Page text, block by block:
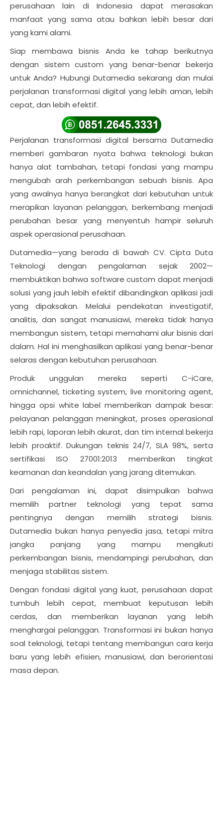
perusahaan lain di Indonesia dapat merasakan
manfaat yang sama atau bahkan lebih besar dari
yang kami alami.
Siap membawa bisnis Anda ke tahap berikutnya
dengan sistem custom yang benar-benar bekerja
untuk Anda? Hubungi Dutamedia sekarang dan mulai
perjalanan transformasi digital yang lebih aman, lebih
cepat, dan lebih efektif.
Perjalanan transformasi digital bersama Dutamedia
memberi gambaran nyata bahwa teknologi bukan
hanya alat tambahan, tetapi fondasi yang mampu
mengubah arah perkembangan sebuah bisnis. Apa
yang awalnya hanya berangkat dari kebutuhan untuk
merapikan layanan pelanggan, berkembang menjadi
perubahan besar yang menyentuh hampir seluruh
aspek operasional perusahaan.
Dutamedia—yang berada di bawah CV. Cipta Duta
Teknologi dengan pengalaman sejak 2002—
membuktikan bahwa software custom dapat menjadi
solusi yang jauh lebih efektif dibandingkan aplikasi jadi
yang dipaksakan. Melalui pendekatan investigatif,
analitis, dan sangat manusiawi, mereka tidak hanya
membangun sistem, tetapi memahami alur bisnis dari
dalam. Hal ini menghasilkan aplikasi yang benar-benar
selaras dengan kebutuhan perusahaan.
Produk unggulan mereka seperti C-iCare,
omnichannel, ticketing system, live monitoring agent,
hingga opsi white label memberikan dampak besar:
pelayanan pelanggan meningkat, proses operasional
lebih rapi, laporan lebih akurat, dan tim internal bekerja
lebih proaktif. Dukungan teknis 24/7, SLA 98%, serta
sertifikasi ISO 27001:2013 memberikan tingkat
keamanan dan keandalan yang jarang ditemukan.
Dari pengalaman ini, dapat disimpulkan bahwa
memilih partner teknologi yang tepat sama
pentingnya dengan memilih strategi bisnis.
Dutamedia bukan hanya penyedia jasa, tetapi mitra
jangka panjang yang mampu mengikuti
perkembangan bisnis, mendampingi perubahan, dan
menjaga stabilitas sistem.
Dengan fondasi digital yang kuat, perusahaan dapat
tumbuh lebih cepat, membuat keputusan lebih
cerdas, dan memberikan layanan yang lebih
menghargai pelanggan. Transformasi ini bukan hanya
soal teknologi, tetapi tentang membangun cara kerja
baru yang lebih efisien, manusiawi, dan berorientasi
masa depan.